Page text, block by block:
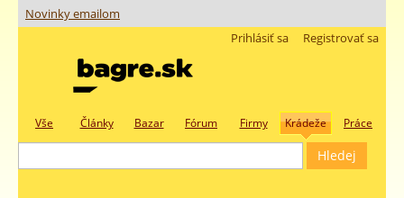
Novinky emailom
Registrovať sa
Prihlásiť sa
Vše Články Bazar Fórum Firmy Krádeže Práce